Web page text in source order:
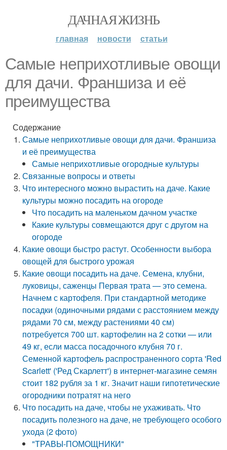
ДАЧНАЯ ЖИЗНЬ
главная новости статьи
Самые неприхотливые овощи
для дачи. Франшиза и её
преимущества
Содержание
Самые неприхотливые овощи для дачи. Франшиза
и её преимущества
Самые неприхотливые огородные культуры
Связанные вопросы и ответы
Что интересного можно вырастить на даче. Какие
культуры можно посадить на огороде
Что посадить на маленьком дачном участке
Какие культуры совмещаются друг с другом на
огороде
Какие овощи быстро растут. Особенности выбора
овощей для быстрого урожая
Какие овощи посадить на даче. Семена, клубни,
луковицы, саженцы Первая трата — это семена.
Начнем с картофеля. При стандартной методике
посадки (одиночными рядами с расстоянием между
рядами 70 см, между растениями 40 см)
потребуется 700 шт. картофелин на 2 сотки — или
49 кг, если масса посадочного клубня 70 г.
Семенной картофель распространенного сорта 'Red
Scarlett' ('Ред Скарлетт') в интернет-магазине семян
стоит 182 рубля за 1 кг. Значит наши гипотетические
огородники потратят на него
Что посадить на даче, чтобы не ухаживать. Что
посадить полезного на даче, не требующего особого
ухода (2 фото)
"ТРАВЫ-ПОМОЩНИКИ"